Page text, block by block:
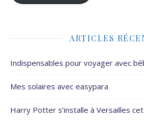
ARTICLES
Indispensables pour voyager avec
Mes solaires avec easypara
Harry Potter s’installe à Versailles